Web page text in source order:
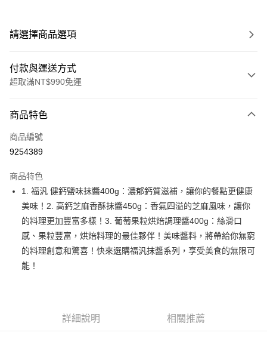
請選擇商品選項
付款與運送方式
超取滿NT$990免運
信用卡一次付款
超商取貨付款
Apple Pay
街口支付
悠遊付
全盈+PAY
AFTEE先享後付是「在收到商品之後才付款」的支付方式。 讓您購物簡單
商品特色
商品編號
9254389
商品特色
1. 福汎 健鈣鹽味抹醬400g：濃郁鈣質滋補，讓你的餐點更健康
美味！2. 高鈣芝麻香酥抹醬450g：香氣四溢的芝麻風味，讓你
的料理更加豐富多樣！3. 葡萄果粒烘焙調理醬400g：絲滑口
感、果粒豐富，烘焙料理的最佳夥伴！美味醬料，將帶給你無窮
的料理創意和驚喜！快來選購福汎抹醬系列，享受美食的無限可
能！
詳細說明 相關推薦